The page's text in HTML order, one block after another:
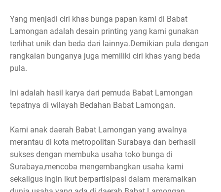
Yang menjadi ciri khas bunga papan kami di Babat
Lamongan adalah desain printing yang kami gunakan
terlihat unik dan beda dari lainnya.Demikian pula dengan
rangkaian bunganya juga memiliki ciri khas yang beda
pula.
Ini adalah hasil karya dari pemuda Babat Lamongan
tepatnya di wilayah Bedahan Babat Lamongan.
Kami anak daerah Babat Lamongan yang awalnya
merantau di kota metropolitan Surabaya dan berhasil
sukses dengan membuka usaha toko bunga di
Surabaya,mencoba mengembangkan usaha kami
sekaligus ingin ikut berpartisipasi dalam meramaikan